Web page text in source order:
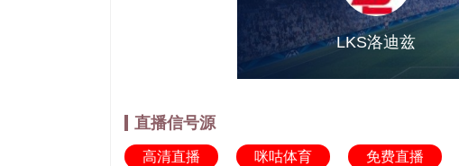
LKS洛迪兹
直播信号源
高清直播 咪咕体育 免费直播